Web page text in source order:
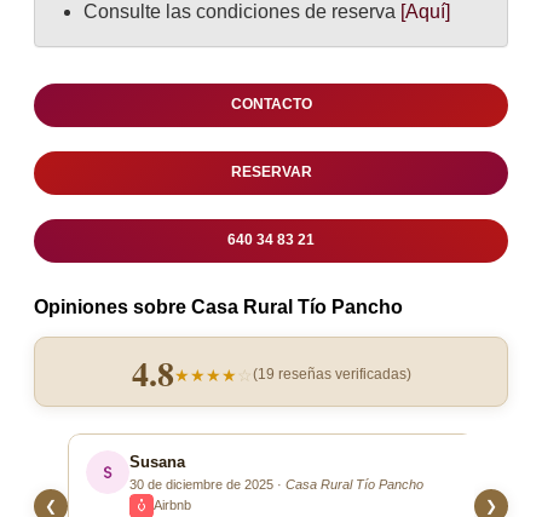
Consulte las condiciones de reserva [Aquí]
CONTACTO
RESERVAR
640 34 83 21
Opiniones sobre Casa Rural Tío Pancho
4.8★★★★ ☆(19 reseñas verificadas)
❮
Susana
30 de diciembre de 2025 ·Casa Rural Tío Pancho
Airbnb
❯